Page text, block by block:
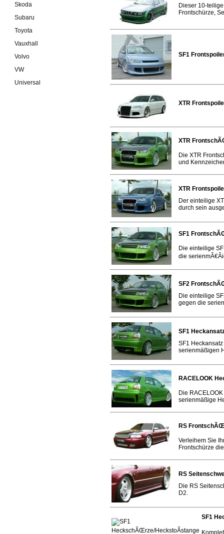
Dieser 10-
Frontschürze,
SF1
XTR
XTR
Die XTR
und
XTR
Der einteilige
durch sein
SF1
Die einteilige
die
SF2
Die einteilige
gegen die
SF1
SF1
serienmäßigen
RACELOOK
Die
serienmäßige
RS
Verleihem Sie
Frontschürze
RS
Die RS
D2.
SF1
Skoda
Subaru
Toyota
Vauxhall
Volvo
VW
Universal